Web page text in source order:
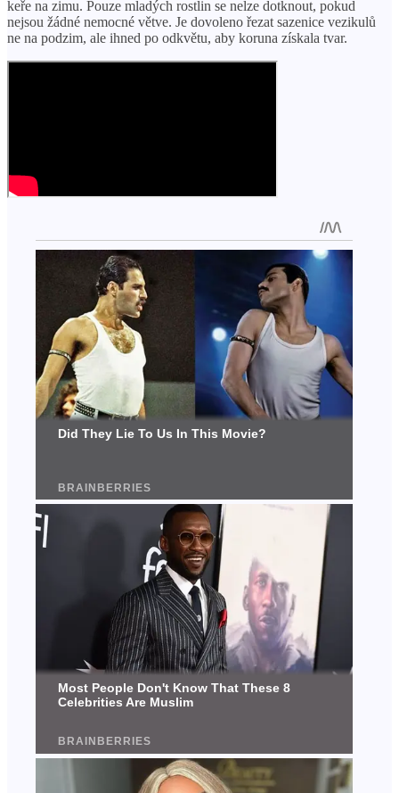
keře na zimu. Pouze mladých rostlin se nelze dotknout, pokud
nejsou žádné nemocné větve. Je dovoleno řezat sazenice vezikulů
ne na podzim, ale ihned po odkvětu, aby koruna získala tvar.